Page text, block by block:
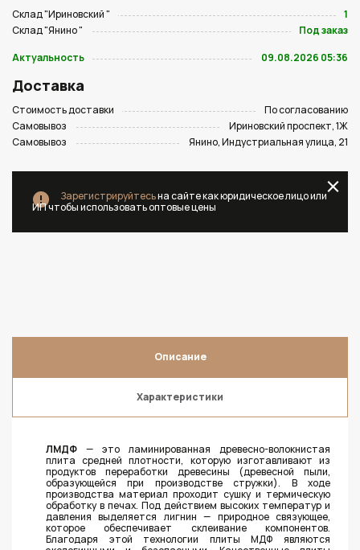
Склад "Ириновский "
1
Склад "Янино "
Под заказ
Актуальность
09.08.2026 05:36
Доставка
Стоимость доставки
По согласованию
Самовывоз
Ириновский проспект, 1Ж
Самовывоз
Янино, Индустриальная улица, 21
Зарегистрируйтесьна сайте как юридическое лицо или
ИП чтобы использовать оптовые цены
Описание
Характеристики
ЛМДФ — это ламинированная древесно-волокнистая
плита средней плотности, которую изготавливают из
продуктов переработки древесины (древесной пыли,
образующейся при производстве стружки). В ходе
производства материал проходит сушку и термическую
обработку в печах. Под действием высоких температур и
давления выделяется лигнин — природное связующее,
которое обеспечивает склеивание компонентов.
Благодаря этой технологии плиты МДФ являются